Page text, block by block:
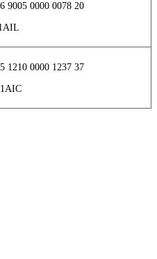
9005 0000 0078 20
1210 0000 1237 37